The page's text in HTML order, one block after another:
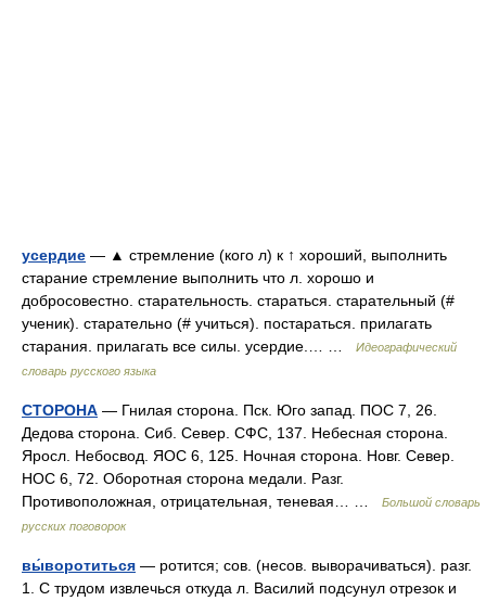
усердие — ▲ стремление (кого л) к ↑ хороший, выполнить
старание стремление выполнить что л. хорошо и
добросовестно. старательность. стараться. старательный (#
ученик). старательно (# учиться). постараться. прилагать
старания. прилагать все силы. усердие.… …
Идеографический
словарь русского языка
СТОРОНА — Гнилая сторона. Пск. Юго запад. ПОС 7, 26.
Дедова сторона. Сиб. Север. СФС, 137. Небесная сторона.
Яросл. Небосвод. ЯОС 6, 125. Ночная сторона. Новг. Север.
НОС 6, 72. Оборотная сторона медали. Разг.
Противоположная, отрицательная, теневая… …
Большой словарь
русских поговорок
вы́воротиться — ротится; сов. (несов. выворачиваться). разг.
1. С трудом извлечься откуда л. Василий подсунул отрезок и